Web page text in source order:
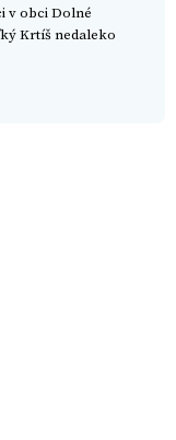
v obci Dolné
Krtíš nedaleko